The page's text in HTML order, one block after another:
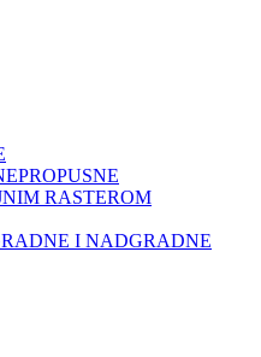
RASTEROM
I NADGRADNE